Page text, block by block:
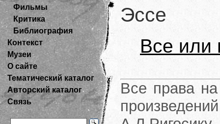
Фильмы
Критика
Библиография
Контекст
Музеи
О сайте
Тематический каталог
Авторский каталог
Связь
Эссе
Все или
Все права на